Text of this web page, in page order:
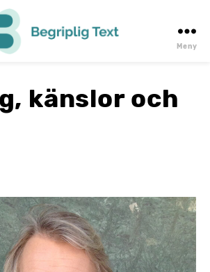
Text
Meny
känslor och